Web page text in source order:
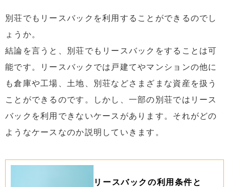
別荘でもリースバックを利用することができるのでし
ょうか。
結論を言うと、別荘でもリースバックをすることは可
能です。リースバックでは戸建てやマンションの他に
も倉庫や工場、土地、別荘などさまざまな資産を扱う
ことができるのです。しかし、一部の別荘ではリース
バックを利用できないケースがあります。それがどの
ようなケースなのか説明していきます。
リースバックの利用条件と